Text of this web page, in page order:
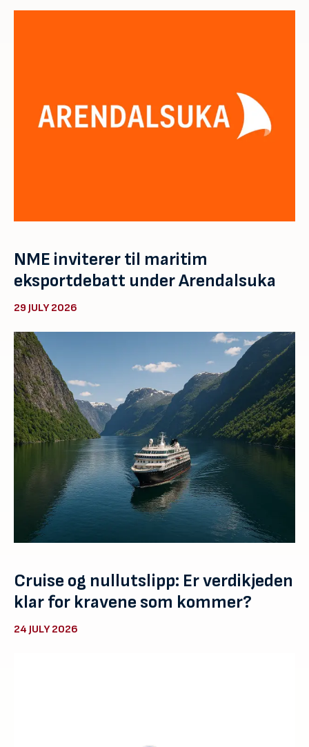
NME inviterer til maritim
eksportdebatt under Arendalsuka
29 JULY 2026
Cruise og nullutslipp: Er verdikjeden
klar for kravene som kommer?
24 JULY 2026